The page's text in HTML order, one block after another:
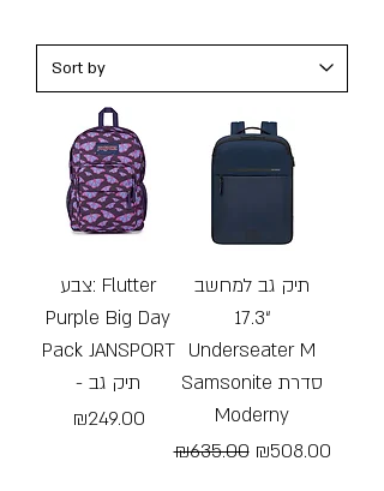
צבע: Flutter
Purple Big Day
Pack JANSPORT
- תיק גב
Price
₪249.00
תיק גב למחשב
“17.3
Underseater M
Samsonite סדרת
Moderny
Regular Price
₪635.00 Sale Price
₪508.00